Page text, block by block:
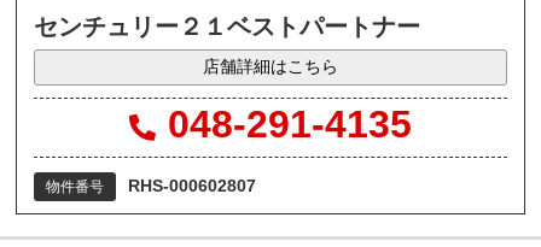
センチュリー２１ベストパートナー
店舗詳細はこちら
048-291-4135
物件番号 RHS-000602807